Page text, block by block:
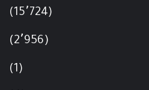
(15٬724)
(2٬956)
(1)